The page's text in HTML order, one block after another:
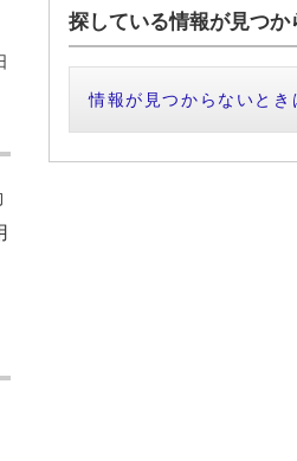
探している情報が見つか
情報が見つからないとき